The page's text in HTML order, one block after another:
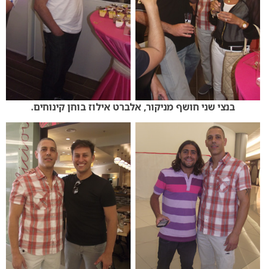
בנצי שני חושף מניקור, אלברט אילוז בוחן קינוחים.